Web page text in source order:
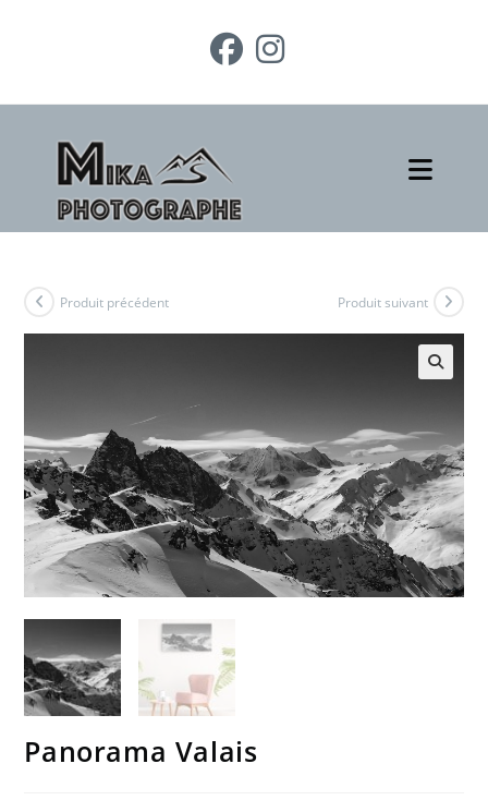
Produit précédent Produit suivant
Panorama Valais